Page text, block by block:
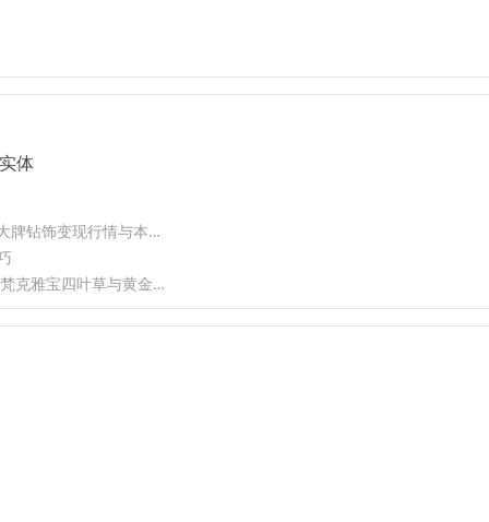
体
武汉黄金铂金 K 金钻石首饰上门回收｜硚口米小奢门店地址电话、2026 大牌钻饰变现行情与本地真实服务案例
2026南通全品类奢侈品上门回收指南——爱马仕Birkin、迪奥戴妃三格、梵克雅宝四叶草与黄金铂金的高价变现逻辑，万奢崇川实体服务全景